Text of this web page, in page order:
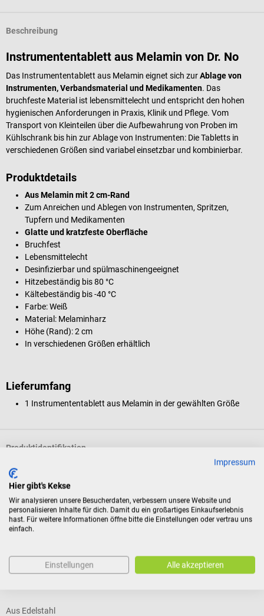
Beschreibung
Instrumententablett aus Melamin von Dr. No
Das Instrumententablett aus Melamin eignet sich zurAblage von
Instrumenten, Verbandsmaterial und Medikamenten. Das
bruchfeste Material ist lebensmittelecht und entspricht den hohen
hygienischen Anforderungen in Praxis, Klinik und Pflege. Vom
Transport von Kleinteilen über die Aufbewahrung von Proben im
Kühlschrank bis hin zur Ablage von Instrumenten: Die Tabletts in
verschiedenen Größen sind variabel einsetzbar und kombinierbar.
Produktdetails
Aus Melamin mit 2 cm-Rand
Zum Anreichen und Ablegen von Instrumenten, Spritzen,
Tupfern und Medikamenten
Glatte und kratzfeste Oberfläche
Bruchfest
Lebensmittelecht
Desinfizierbar und spülmaschinengeeignet
Hitzebeständig bis 80 °C
Kältebeständig bis -40 °C
Farbe: Weiß
Material: Melaminharz
Höhe (Rand): 2 cm
In verschiedenen Größen erhältlich
Lieferumfang
1 Instrumententablett aus Melamin in der gewählten Größe
Produktidentifikation
Bewertungen
Kunden kauften auch
Aus Edelstahl
Impressum
Hier gibt's Kekse
Wir analysieren unsere Besucherdaten, verbessern unsere Website und
personalisieren Inhalte für dich. Damit du ein großartiges Einkaufserlebnis
hast. Für weitere Informationen öffne bitte die Einstellungen oder vertrau uns
einfach.
Einstellungen Alle akzeptieren